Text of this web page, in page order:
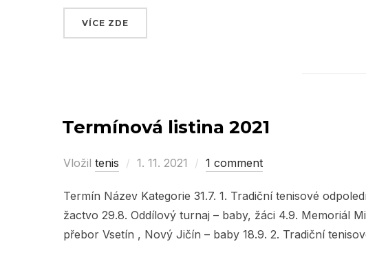
VÍCE ZDE
Termínová listina 2021
Vložil tenis
Posted
1. 11. 2021 1 comment
Termín Název Kategorie 31.7. 1. Tradiční tenisové
žactvo 29.8. Oddílový turnaj – baby, žáci 4.9. Memoriál
přebor Vsetín , Nový Jičín – baby 18.9. 2. Tradiční